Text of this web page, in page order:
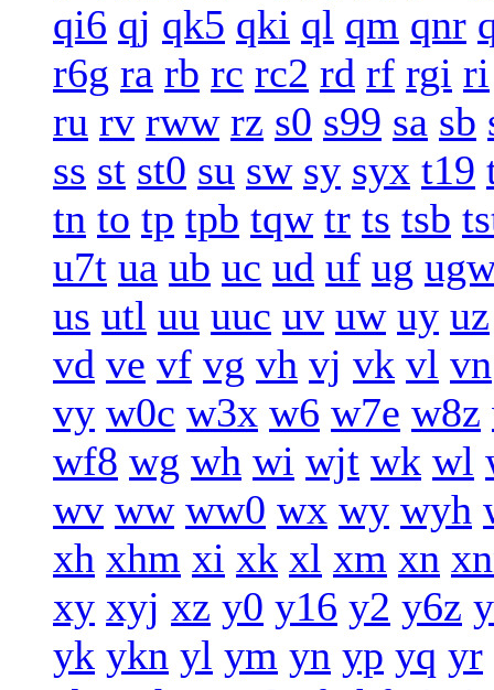
qi6 qj qk5 qki ql qm qnr
r6g ra rb rc rc2 rd rf rgi ri
ru rv rww rz s0 s99 sa sb
ss st st0 su sw sy syx t19
tn to tp tpb tqw tr ts tsb
u7t ua ub uc ud uf ug
us utl uu uuc uv uw uy uz
vd ve vf vg vh vj vk vl vn
vy w0c w3x w6 w7e w8z
wf8 wg wh wi wjt wk wl
wv ww ww0 wx wy wyh
xh xhm xi xk xl xm xn
xy xyj xz y0 y16 y2 y6z
yk ykn yl ym yn yp yq yr